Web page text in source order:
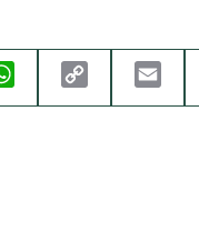
WhatsApp
Link